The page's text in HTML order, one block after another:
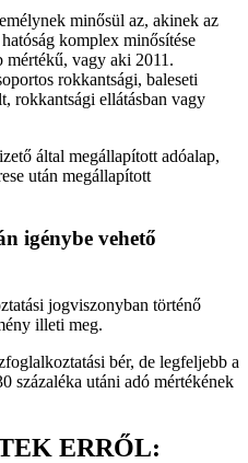
minősül az, akinek az
komplex minősítése
mértékű, vagy aki 2011.
rokkantsági, baleseti
rokkantsági ellátásban vagy
által megállapított adóalap,
után megállapított
igénybe vehető
jogviszonyban történő
illeti meg.
bér, de legfeljebb a
százaléka utáni adó mértékének
ERRŐL: